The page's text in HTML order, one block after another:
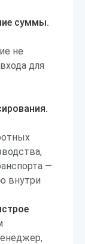
суммы.
не
для
—
внутри